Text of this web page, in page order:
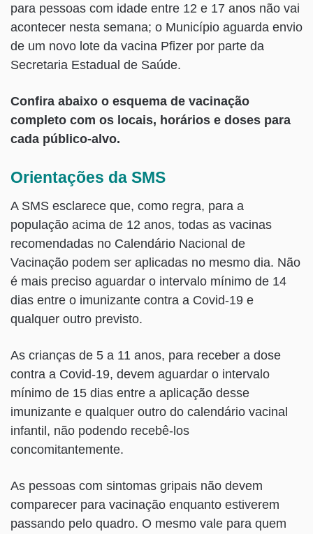
para pessoas com idade entre 12 e 17 anos não vai
acontecer nesta semana; o Município aguarda envio
de um novo lote da vacina Pfizer por parte da
Secretaria Estadual de Saúde.
Confira abaixo o esquema de vacinação
completo com os locais, horários e doses para
cada público-alvo.
Orientações da SMS
A SMS esclarece que, como regra, para a
população acima de 12 anos, todas as vacinas
recomendadas no Calendário Nacional de
Vacinação podem ser aplicadas no mesmo dia. Não
é mais preciso aguardar o intervalo mínimo de 14
dias entre o imunizante contra a Covid-19 e
qualquer outro previsto.
As crianças de 5 a 11 anos, para receber a dose
contra a Covid-19, devem aguardar o intervalo
mínimo de 15 dias entre a aplicação desse
imunizante e qualquer outro do calendário vacinal
infantil, não podendo recebê-los
concomitantemente.
As pessoas com sintomas gripais não devem
comparecer para vacinação enquanto estiverem
passando pelo quadro. O mesmo vale para quem